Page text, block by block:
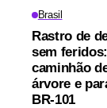
Brasil
Rastro de
sem feridos:
caminhão
árvore e
BR-101